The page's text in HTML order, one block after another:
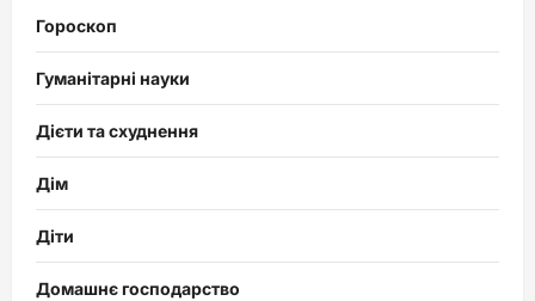
Гороскоп
Гуманітарні науки
Дієти та схуднення
Дім
Діти
Домашнє господарство